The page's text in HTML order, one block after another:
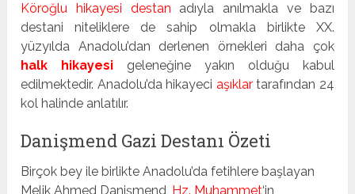
Köroğlu hikayesi destan adıyla anılmakla ve bazı
destani niteliklere de sahip olmakla birlikte XX.
yüzyılda Anadolu’dan derlenen örnekleri daha çok
halk hikayesi geleneğine yakın olduğu kabul
edilmektedir. Anadolu’da hikayeci aşıklartarafından 24
kol halinde anlatılır.
Danişmend Gazi Destanı Özeti
Birçok bey ile birlikte Anadolu’da fetihlere başlayan
Melik Ahmed Danişmend, Hz. Muhammet‘in